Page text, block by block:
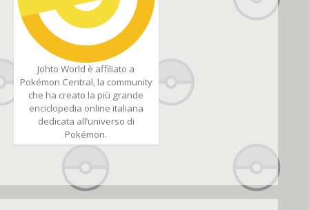
Johto World è affiliato a
Pokémon Central, la community
che ha creato la più grande
enciclopedia online italiana
dedicata all’universo di
Pokémon.